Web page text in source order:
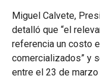
Miguel Calvete,
detalló que “el
referencia un costo
comercializados” y
entre el 23 de